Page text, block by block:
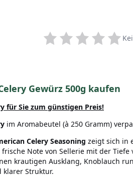
Gewürz 500g kaufen
für Sie zum günstigen Preis!
im Aromabeutel (à 250 Gramm)
Celery Seasoning zeigt sich in
Note von Sellerie mit der
krautigen Ausklang, Knoblauch
klarer Struktur.